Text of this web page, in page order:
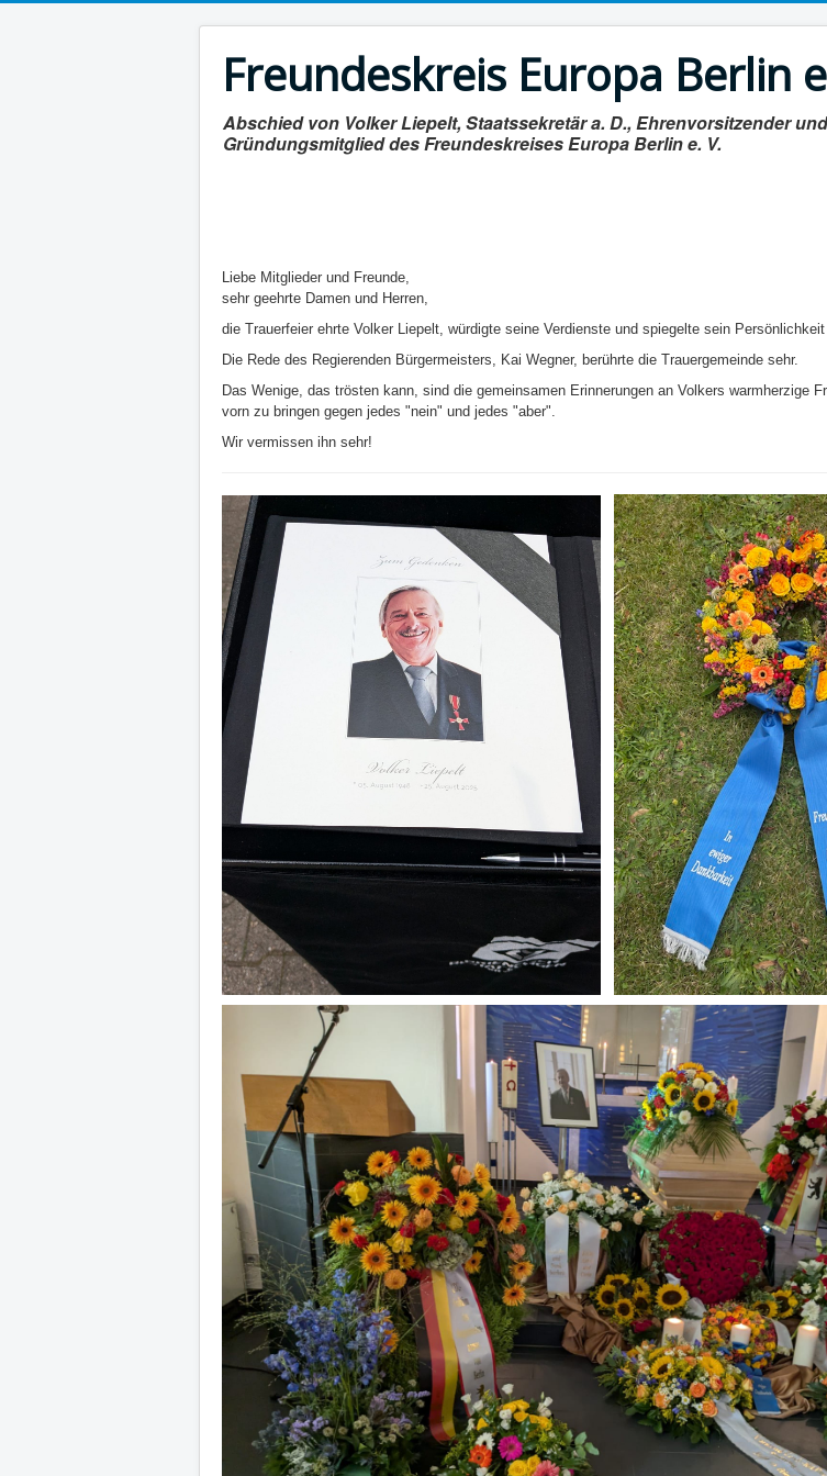
Freundeskreis Europa Berlin
Abschied von Volker Liepelt, Staatssekretär a. D., Ehrenvorsitzender und
Gründungsmitglied des Freundeskreises Europa Berlin e. V.
Liebe Mitglieder und Freunde,
sehr geehrte Damen und Herren,
die Trauerfeier ehrte Volker Liepelt, würdigte seine Verdienste und spiegelte sein
Die Rede des Regierenden Bürgermeisters, Kai Wegner, berührte die Trauergemeinde sehr.
Das Wenige, das trösten kann, sind die gemeinsamen Erinnerungen an Volkers warmherzige
vorn zu bringen gegen jedes "nein" und jedes "aber".
Wir vermissen ihn sehr!